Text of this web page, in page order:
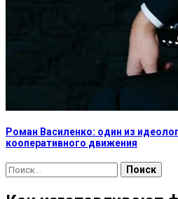
Роман Василенко: один из
кооперативного движения
Найти: